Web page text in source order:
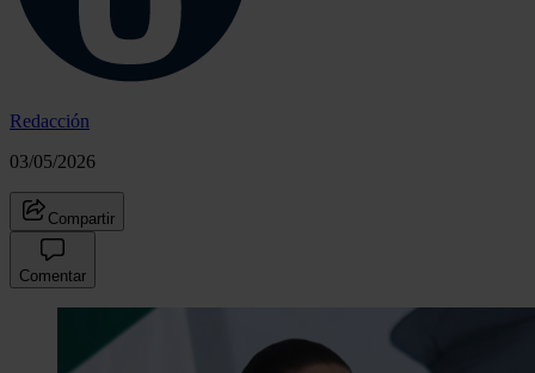
Redacción
03/05/2026
Compartir
Comentar